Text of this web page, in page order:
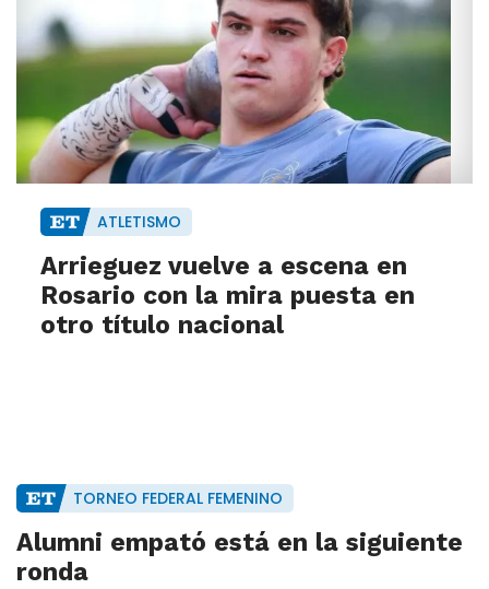
ATLETISMO
Arrieguez vuelve a escena en
Rosario con la mira puesta en
otro título nacional
TORNEO FEDERAL FEMENINO
Alumni empató está en la siguiente
ronda